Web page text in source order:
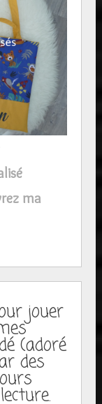
ma
jouer
(adoré
des